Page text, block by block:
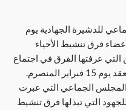
للدشيرة الجهادية يوم
لقاء تواصليا لأعضاء فرق تنشيط الأحياء
التي عرفتها الفرق في اجتماع
المنصرم.
المجلس الجماعي التي عبرت
التي تبذلها فرق تنشيط